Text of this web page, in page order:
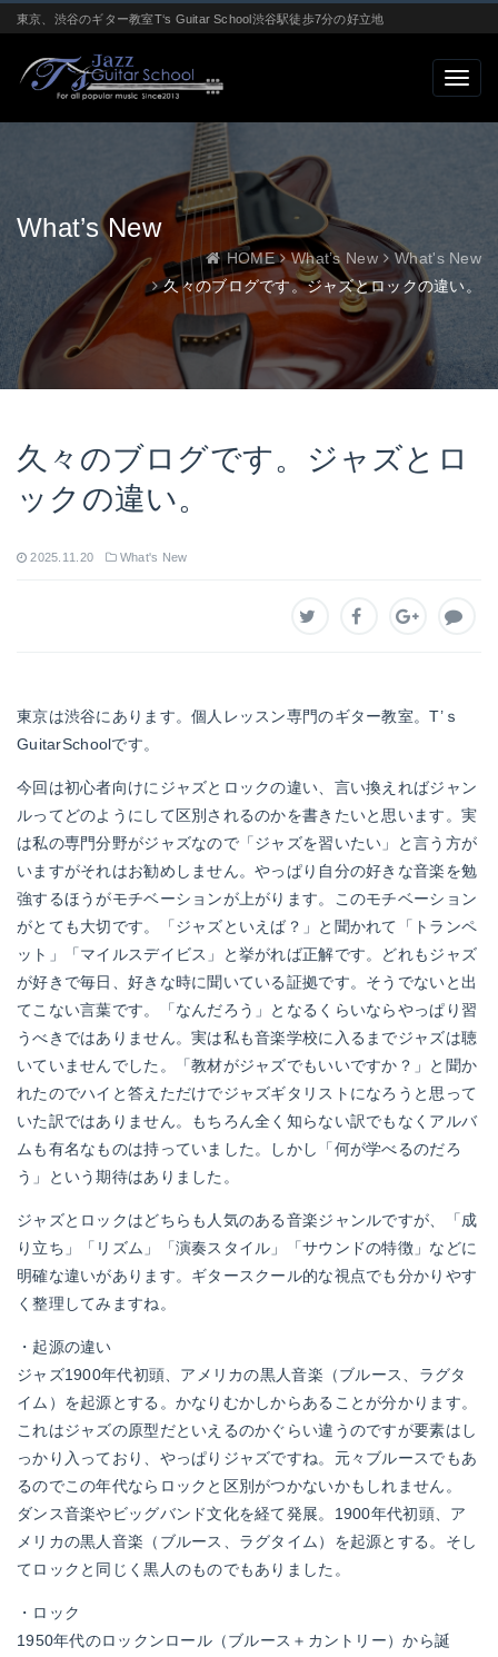
東京、渋谷のギター教室T‘s Guitar School渋谷駅徒歩7分の好立地
What’s New
HOME What’s New
What's New
久々のブログです。ジャズとロックの違い。
久々のブログです。ジャズとロ
ックの違い。
2025.11.20 What's New
東京は渋谷にあります。個人レッスン専門のギター教室。T’ｓ
GuitarSchoolです。
今回は初心者向けにジャズとロックの違い、言い換えればジャン
ルってどのようにして区別されるのかを書きたいと思います。実
は私の専門分野がジャズなので「ジャズを習いたい」と言う方が
いますがそれはお勧めしません。やっぱり自分の好きな音楽を勉
強するほうがモチベーションが上がります。このモチベーション
がとても大切です。「ジャズといえば？」と聞かれて「トランペ
ット」「マイルスデイビス」と挙がれば正解です。どれもジャズ
が好きで毎日、好きな時に聞いている証拠です。そうでないと出
てこない言葉です。「なんだろう」となるくらいならやっぱり習
うべきではありません。実は私も音楽学校に入るまでジャズは聴
いていませんでした。「教材がジャズでもいいですか？」と聞か
れたのでハイと答えただけでジャズギタリストになろうと思って
いた訳ではありません。もちろん全く知らない訳でもなくアルバ
ムも有名なものは持っていました。しかし「何が学べるのだろ
う」という期待はありました。
ジャズとロックはどちらも人気のある音楽ジャンルですが、「成
り立ち」「リズム」「演奏スタイル」「サウンドの特徴」などに
明確な違いがあります。ギタースクール的な視点でも分かりやす
く整理してみますね。
・起源の違い
ジャズ1900年代初頭、アメリカの黒人音楽（ブルース、ラグタ
イム）を起源とする。かなりむかしからあることが分かります。
これはジャズの原型だといえるのかぐらい違うのですが要素はし
っかり入っており、やっぱりジャズですね。元々ブルースでもあ
るのでこの年代ならロックと区別がつかないかもしれません。
ダンス音楽やビッグバンド文化を経て発展。1900年代初頭、ア
メリカの黒人音楽（ブルース、ラグタイム）を起源とする。そし
てロックと同じく黒人のものでもありました。
・ロック
1950年代のロックンロール（ブルース＋カントリー）から誕